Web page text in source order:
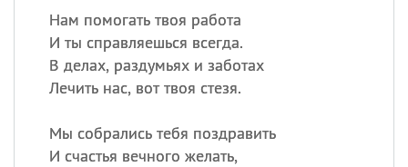
Нам помогать твоя работа
И ты справляешься всегда.
В делах, раздумьях и заботах
Лечить нас, вот твоя стезя.
Мы собрались тебя поздравить
И счастья вечного желать,